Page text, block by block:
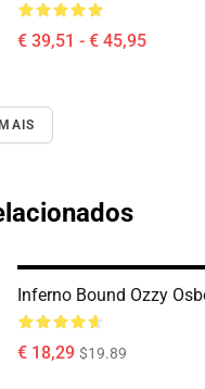
€ 39,51 - € 45,95
Inferno Bound Ozzy
€ 18,29 $19.89